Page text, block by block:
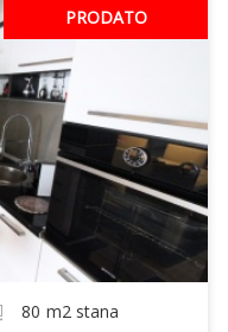
PRODATO
80 m2 stana